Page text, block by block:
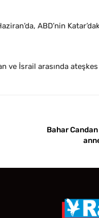
ABD’nin
ve İsrail arasında
Bahar Candan